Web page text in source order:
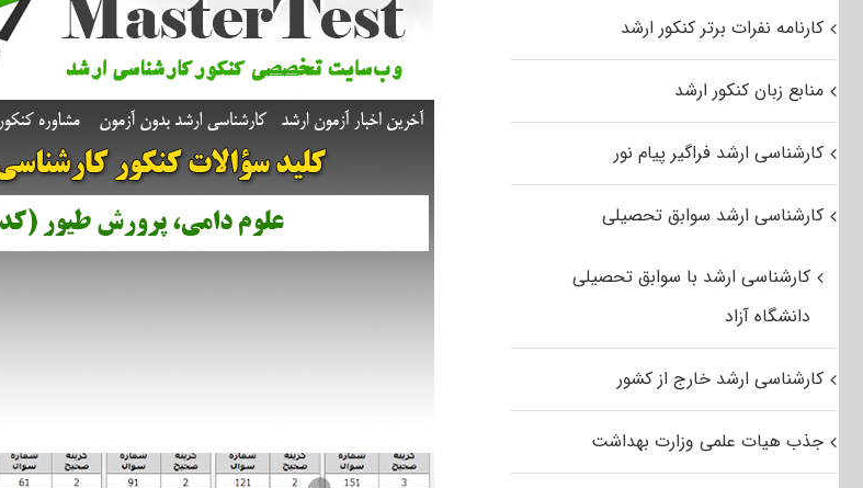
کارنامه نفرات برتر کنکور ارشد
منابع زبان کنکور ارشد
کارشناسی ارشد فراگیر پیام نور
کارشناسی ارشد سوابق تحصیلی
کارشناسی ارشد با سوابق تحصیلی
دانشگاه آزاد
کارشناسی ارشد خارج از کشور
جذب هیات علمی وزارت بهداشت